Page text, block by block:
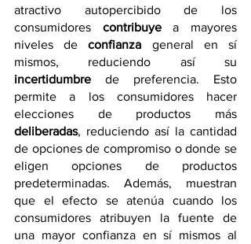
atractivo autopercibido de los
consumidores contribuye a mayores
niveles de confianza general en sí
incertidumbre de preferencia. Esto
permite a los consumidores hacer
deliberadas, reduciendo así la cantidad
de opciones de compromiso o donde se
eligen opciones de productos
predeterminadas. Además, muestran
que el efecto se atenúa cuando los
consumidores atribuyen la fuente de